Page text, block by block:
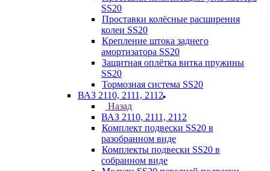
SS20
Проставки колёсные расширения
колеи SS20
Крепление штока заднего
амортизатора SS20
Защитная оплётка витка пружины
SS20
Тормозная система SS20
ВАЗ 2110, 2111, 2112
Назад
ВАЗ 2110, 2111, 2112
Комплект подвески SS20 в
разобранном виде
Комплекты подвески SS20 в
собранном виде